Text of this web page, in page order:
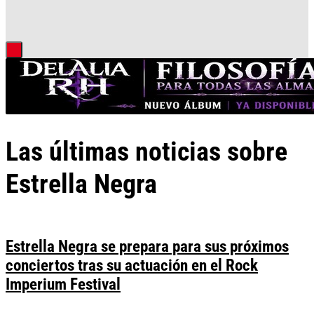
Las últimas noticias sobre
Estrella Negra
Estrella Negra se prepara para sus próximos
conciertos tras su actuación en el Rock
Imperium Festival